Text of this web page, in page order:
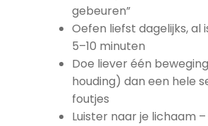
gebeuren”
Oefen liefst dagelijks, al
5–10 minuten
Doe liever één
houding) dan een hele
foutjes
Luister naar je lichaam